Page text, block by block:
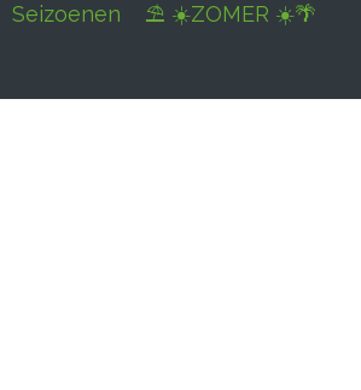
Seizoenen ⛱ ☀️ZOMER ☀️🌴